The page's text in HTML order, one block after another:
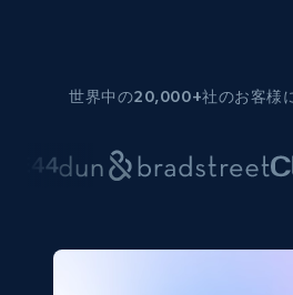
世界中の20,000+社のお客様